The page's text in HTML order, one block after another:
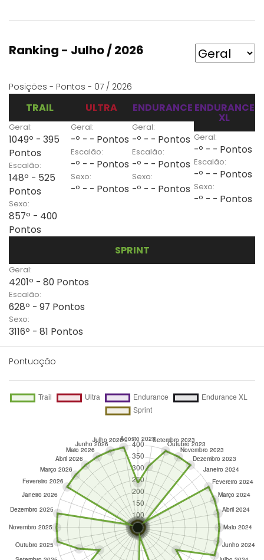
Ranking - Julho / 2026
Posições - Pontos - 07 / 2026
TRAIL
Geral:
1049º - 395
Pontos
Escalão:
148º - 525
Pontos
Sexo:
857º - 400
Pontos
ULTRA
Geral:
-º - - Pontos
Escalão:
-º - - Pontos
Sexo:
-º - - Pontos
ENDURANCE
Geral:
-º - - Pontos
Escalão:
-º - - Pontos
Sexo:
-º - - Pontos
ENDURANCE
XL
Geral:
-º - - Pontos
Escalão:
-º - - Pontos
Sexo:
-º - - Pontos
SPRINT
Geral:
4201º - 80 Pontos
Escalão:
628º - 97 Pontos
Sexo:
3116º - 81 Pontos
Pontuação